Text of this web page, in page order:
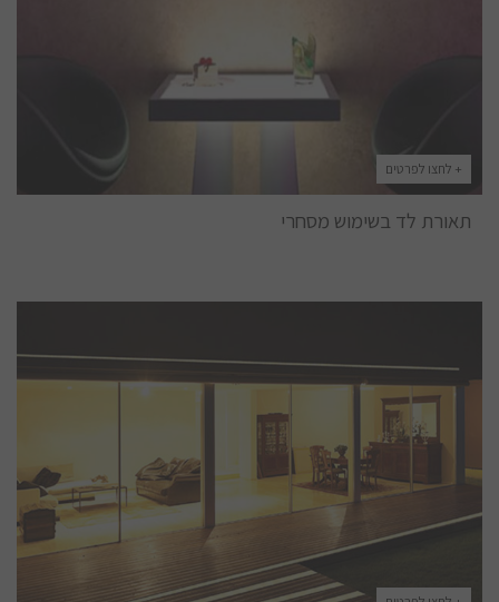
+ לחצו לפרטים
תאורת לד בשימוש מסחרי